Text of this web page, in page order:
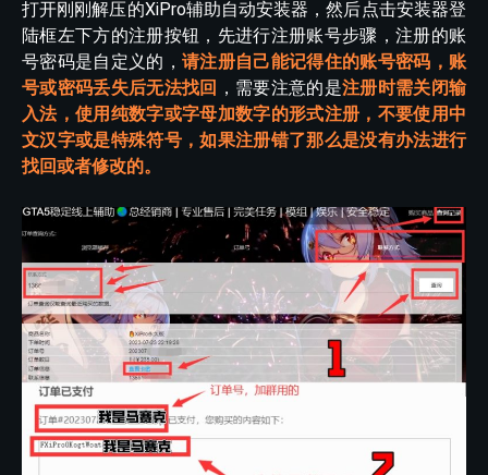
打开刚刚解压的XiPro辅助自动安装器，然后点击安装器登
陆框左下方的注册按钮，先进行注册账号步骤，注册的账
号密码是自定义的， 请注册自己能记得住的账号密码，账
号或密码丢失后无法找回 ，需要注意的是注册时需关闭输
入法，使用纯数字或字母加数字的形式注册，不要使用中
文汉字或是特殊符号，如果注册错了那么是没有办法进行
找回或者修改的。